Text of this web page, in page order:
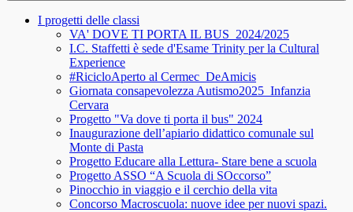
I progetti delle classi
VA' DOVE TI PORTA IL BUS_2024/2025
I.C. Staffetti è sede d'Esame Trinity per la Cultural
Experience
#RicicloAperto al Cermec_DeAmicis
Giornata consapevolezza Autismo2025_Infanzia
Cervara
Progetto "Va dove ti porta il bus" 2024
Inaugurazione dell’apiario didattico comunale sul
Monte di Pasta
Progetto Educare alla Lettura- Stare bene a scuola
Progetto ASSO “A Scuola di SOccorso”
Pinocchio in viaggio e il cerchio della vita
Concorso Macroscuola: nuove idee per nuovi spazi.